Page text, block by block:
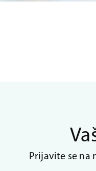
Prijavite se na